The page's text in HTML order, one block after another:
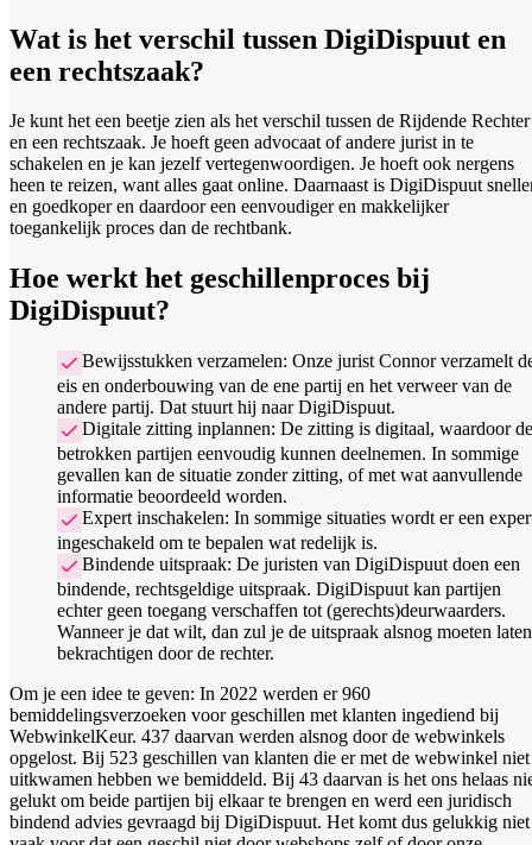
Wat is het verschil tussen DigiDispuut en
een rechtszaak?
Je kunt het een beetje zien als het verschil tussen de Rijdende Rechter
en een rechtszaak. Je hoeft geen advocaat of andere jurist in te
schakelen en je kan jezelf vertegenwoordigen. Je hoeft ook nergens
heen te reizen, want alles gaat online. Daarnaast is DigiDispuut
en goedkoper en daardoor een eenvoudiger en makkelijker
toegankelijk proces dan de rechtbank.
Hoe werkt het geschillenproces bij
DigiDispuut?
Bewijsstukken verzamelen: Onze jurist Connor verzamelt
eis en onderbouwing van de ene partij en het verweer van de
andere partij. Dat stuurt hij naar DigiDispuut.
Digitale zitting inplannen: De zitting is digitaal, waardoor de
betrokken partijen eenvoudig kunnen deelnemen. In sommige
gevallen kan de situatie zonder zitting, of met wat aanvullende
informatie beoordeeld worden.
Expert inschakelen: In sommige situaties wordt er een
ingeschakeld om te bepalen wat redelijk is.
Bindende uitspraak: De juristen van DigiDispuut doen een
bindende, rechtsgeldige uitspraak. DigiDispuut kan partijen
echter geen toegang verschaffen tot (gerechts)deurwaarders.
Wanneer je dat wilt, dan zul je de uitspraak alsnog moeten laten
bekrachtigen door de rechter.
Om je een idee te geven: In 2022 werden er 960
bemiddelingsverzoeken voor geschillen met klanten ingediend bij
WebwinkelKeur. 437 daarvan werden alsnog door de webwinkels
opgelost. Bij 523 geschillen van klanten die er met de webwinkel niet
uitkwamen hebben we bemiddeld. Bij 43 daarvan is het ons helaas
gelukt om beide partijen bij elkaar te brengen en werd een juridisch
bindend advies gevraagd bij DigiDispuut. Het komt dus gelukkig niet